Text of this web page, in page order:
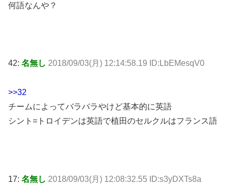
何語なんや？
42: 名無し 2018/09/03(月) 12:14:58.19 ID:LbEMesqV0
>>32
チームによってバラバラやけど基本的に英語
シント=トロイデンは英語で植田のセルクルはフランス語
17: 名無し 2018/09/03(月) 12:08:32.55 ID:s3yDXTs8a